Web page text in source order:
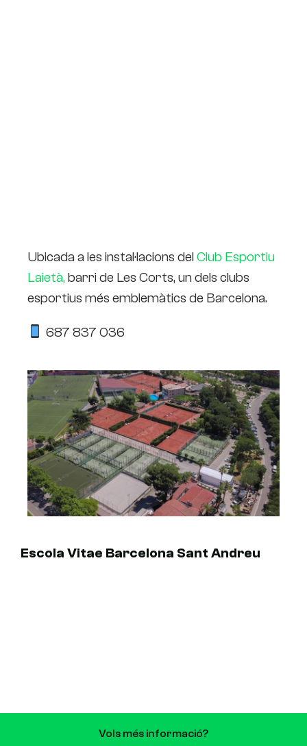
Ubicada a les instal·lacions delClub Esportiu
Laietà,barri de Les Corts, un dels clubs
esportius més emblemàtics de Barcelona.
687 837 036
Escola Vitae Barcelona Sant Andreu
Vols més informació?